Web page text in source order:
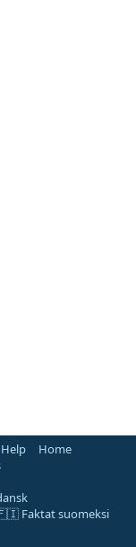
Help
Home
Faktat suomeksi